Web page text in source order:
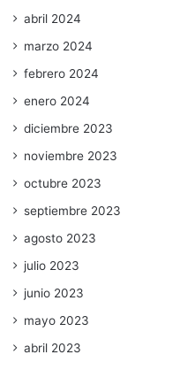
abril 2024
marzo 2024
febrero 2024
enero 2024
diciembre 2023
noviembre 2023
octubre 2023
septiembre 2023
agosto 2023
julio 2023
junio 2023
mayo 2023
abril 2023